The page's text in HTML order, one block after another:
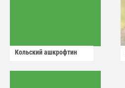
Кольский ашкрофтин